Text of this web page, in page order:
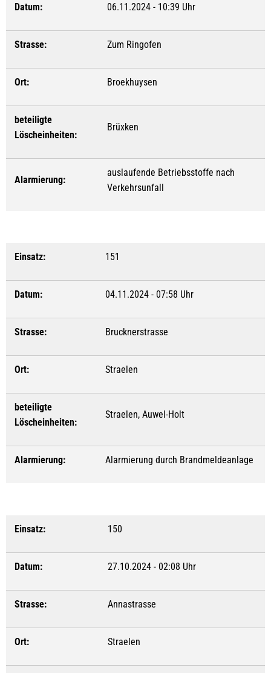
Datum: 06.11.2024 - 10:39 Uhr
Strasse: Zum Ringofen
Ort: Broekhuysen
beteiligte
Löscheinheiten:
Brüxken
Alarmierung:
auslaufende Betriebsstoffe nach
Verkehrsunfall
Einsatz: 151
Datum: 04.11.2024 - 07:58 Uhr
Strasse: Brucknerstrasse
Ort: Straelen
beteiligte
Löscheinheiten:
Straelen, Auwel-Holt
Alarmierung: Alarmierung durch Brandmeldeanlage
Einsatz: 150
Datum: 27.10.2024 - 02:08 Uhr
Strasse: Annastrasse
Ort: Straelen